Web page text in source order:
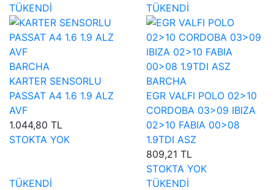
TÜKENDİ
BARCHA
KARTER SENSORLU
PASSAT A4 1.6 1.9 ALZ
AVF
1.044,80 TL
STOKTA YOK
TÜKENDİ
BARCHA
EGR VALFI POLO 02>10
CORDOBA 03>09 IBIZA
02>10 FABIA 00>08
1.9TDI ASZ
809,21 TL
STOKTA YOK
TÜKENDİ
TÜKENDİ